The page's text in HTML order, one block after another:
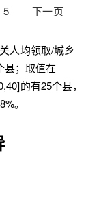
5 下一页
人均领取/城乡
县；取值在
的有25个县，
。